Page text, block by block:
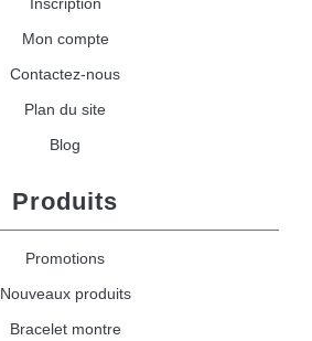
Inscription
Mon compte
Contactez-nous
Plan du site
Blog
Produits
Promotions
Nouveaux produits
Bracelet montre